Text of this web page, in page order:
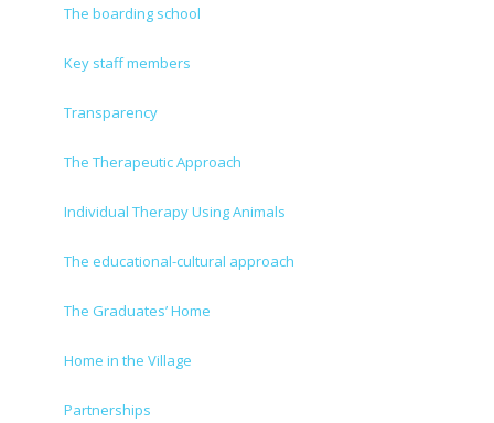
The boarding school
Key staff members
Transparency
The Therapeutic Approach
Individual Therapy Using Animals
The educational-cultural approach
The Graduates’ Home
Home in the Village
Partnerships